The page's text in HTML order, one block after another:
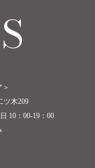
ツ木209
10：00-19：00